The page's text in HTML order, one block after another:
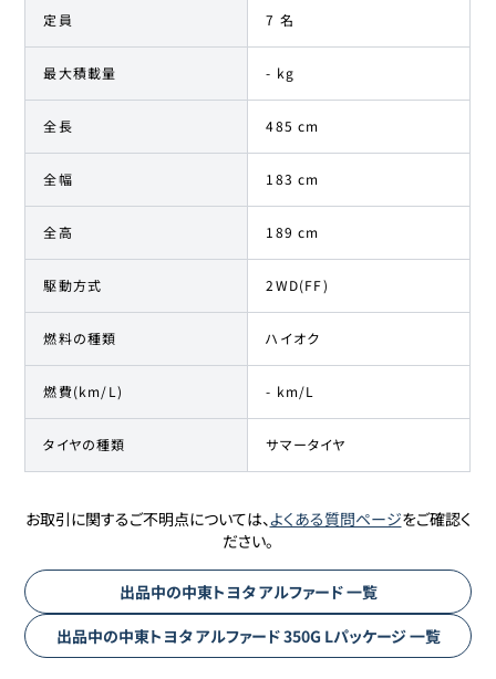
定員 7 名
最大積載量 - kg
全長 485 cm
全幅 183 cm
全高 189 cm
駆動方式 2WD(FF)
燃料の種類 ハイオク
燃費(km/L) - km/L
タイヤの種類 サマータイヤ
お取引に関するご不明点については、よくある質問ページをご確認く
ださい。
出品中の中東トヨタアルファード一覧
出品中の中東トヨタアルファード350G Lパッケージ一覧